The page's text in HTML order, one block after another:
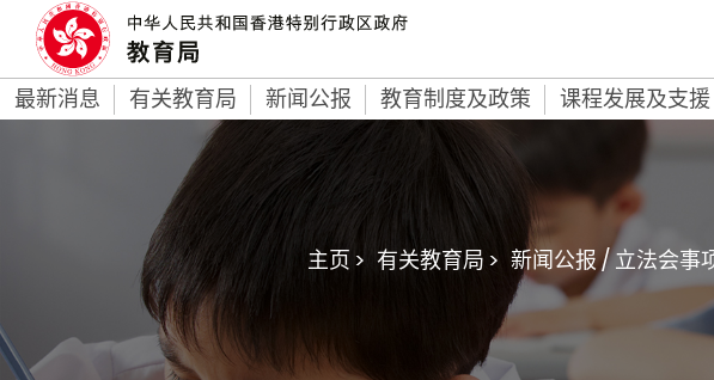
最新消息 有关教育局 新闻公报 教育制度及政策 课程发展及支援
主页 > 有关教育局 > 新闻公报 / 立法会事